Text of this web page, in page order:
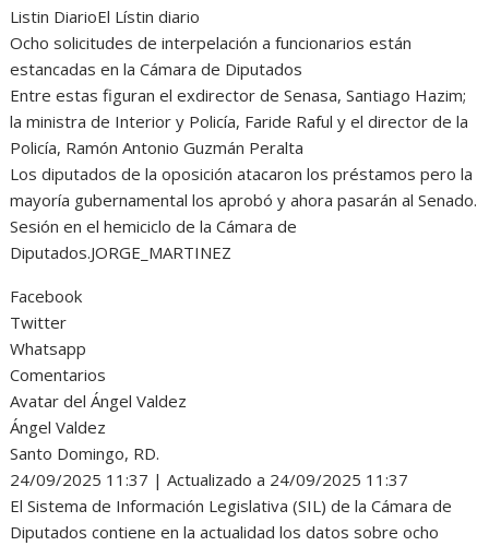
Listin DiarioEl Lístin diario
Ocho solicitudes de interpelación a funcionarios están
estancadas en la Cámara de Diputados
Entre estas figuran el exdirector de Senasa, Santiago Hazim;
la ministra de Interior y Policía, Faride Raful y el director de la
Policía, Ramón Antonio Guzmán Peralta
Los diputados de la oposición atacaron los préstamos pero la
mayoría gubernamental los aprobó y ahora pasarán al Senado.
Sesión en el hemiciclo de la Cámara de
Diputados.JORGE_MARTINEZ
Facebook
Twitter
Whatsapp
Comentarios
Avatar del Ángel Valdez
Ángel Valdez
Santo Domingo, RD.
24/09/2025 11:37 | Actualizado a 24/09/2025 11:37
El Sistema de Información Legislativa (SIL) de la Cámara de
Diputados contiene en la actualidad los datos sobre ocho